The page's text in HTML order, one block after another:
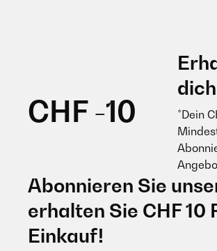
CHF -10
*Dein
Abonnieren Sie
erhalten Sie CHF
Einkauf!